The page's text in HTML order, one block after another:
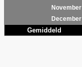
November
December
Gemiddeld